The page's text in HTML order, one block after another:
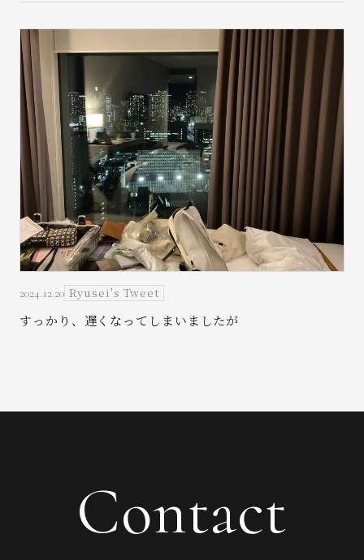
2024.12.20 Ryusei's Tweet
すっかり、遅くなってしまいましたが
Contact